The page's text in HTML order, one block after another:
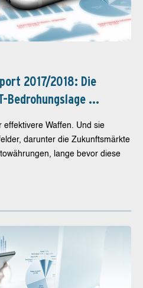
2017/2018: Die
Bedrohungslage ...
effektivere Waffen. Und sie
darunter die Zukunftsmärkte
lange bevor diese